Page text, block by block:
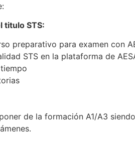
titulo STS:
preparativo para examen con
STS en la plataforma de
de la formación A1/A3